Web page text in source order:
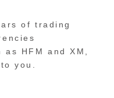
of trading
HFM and XM,
you.